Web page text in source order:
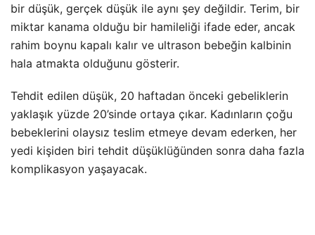
bir düşük, gerçek düşük ile aynı şey değildir. Terim, bir
miktar kanama olduğu bir hamileliği ifade eder, ancak
rahim boynu kapalı kalır ve ultrason bebeğin kalbinin
hala atmakta olduğunu gösterir.
Tehdit edilen düşük, 20 haftadan önceki gebeliklerin
yaklaşık yüzde 20’sinde ortaya çıkar. Kadınların çoğu
bebeklerini olaysız teslim etmeye devam ederken, her
yedi kişiden biri tehdit düşüklüğünden sonra daha fazla
komplikasyon yaşayacak.